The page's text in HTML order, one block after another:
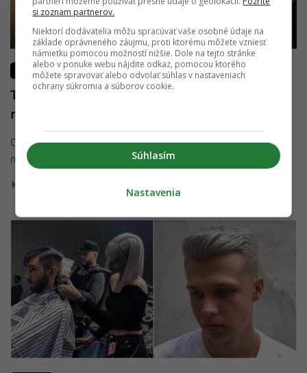
VZŤAHY
Týchto 10 vecí by si počas rozchodu
rozhodne nemala robiť
Chceš sa s ním rozísť ale nevieš ako? Zlá správa. Neexistuje
na to presne určená ...
Kristína Filová
si zoznam partnerov.
Niektorí dodávatelia môžu spracúvať vaše osobné údaje na
základe oprávneného záujmu, proti ktorému môžete vzniesť
námietku pomocou možností nižšie. Dole na tejto stránke
alebo v ponuke webu nájdite odkaz, pomocou ktorého
môžete spravovať alebo odvolať súhlas v nastaveniach
ochrany súkromia a súborov cookie.
Súhlasím
Nastavenia